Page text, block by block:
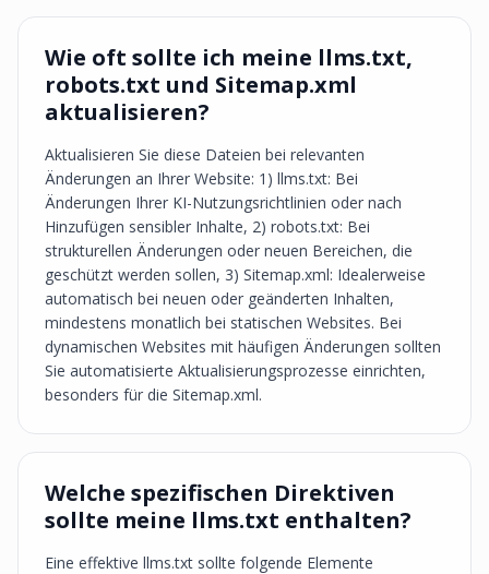
Wie oft sollte ich meine llms.txt,
robots.txt und Sitemap.xml
aktualisieren?
Aktualisieren Sie diese Dateien bei relevanten
Änderungen an Ihrer Website: 1) llms.txt: Bei
Änderungen Ihrer KI-Nutzungsrichtlinien oder nach
Hinzufügen sensibler Inhalte, 2) robots.txt: Bei
strukturellen Änderungen oder neuen Bereichen, die
geschützt werden sollen, 3) Sitemap.xml: Idealerweise
automatisch bei neuen oder geänderten Inhalten,
mindestens monatlich bei statischen Websites. Bei
dynamischen Websites mit häufigen Änderungen sollten
Sie automatisierte Aktualisierungsprozesse einrichten,
besonders für die Sitemap.xml.
Welche spezifischen Direktiven
sollte meine llms.txt enthalten?
Eine effektive llms.txt sollte folgende Elemente